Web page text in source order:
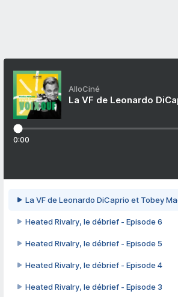
AlloCiné
La VF de Leonardo
0:00
La VF de Leonardo DiCaprio et Tobey
Heated Rivalry, le débrief - Episode 6
Heated Rivalry, le débrief - Episode 5
Heated Rivalry, le débrief - Episode 4
Heated Rivalry, le débrief - Episode 3